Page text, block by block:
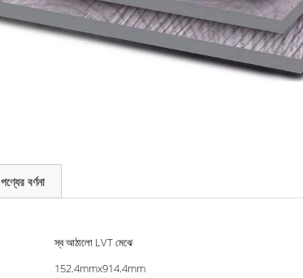
পণ্যের বর্ণনা
স্ব আঠালো LVT মেঝে
152.4mmx914.4mm